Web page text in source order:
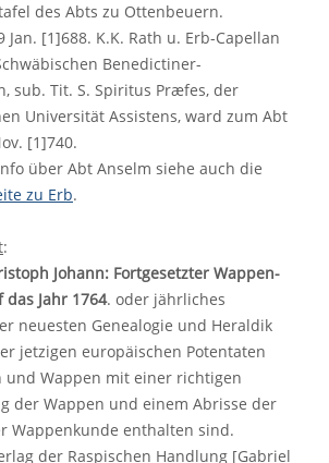
des Abts zu Ottenbeuern.
Jan. [1]688. K.K. Rath u. Erb-Capellan
Benedictiner-
sub. Tit. S. Spiritus Præfes, der
Universität Assistens, ward zum Abt
[1]740.
über Abt Anselm siehe auch die
zu Erb.
:
Johann: Fortgesetzter Wappen-
das Jahr 1764. oder jährliches
neuesten Genealogie und Heraldik
jetzigen europäischen Potentaten
und Wappen mit einer richtigen
der Wappen und einem Abrisse der
Wappenkunde enthalten sind.
der Raspischen Handlung [Gabriel